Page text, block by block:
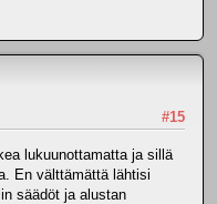
#15
lukuunottamatta ja sillä
En välttämättä lähtisi
säädöt ja alustan